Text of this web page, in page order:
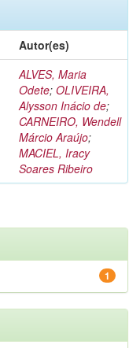
Autor(es)
ALVES, Maria
Odete; OLIVEIRA,
Alysson Inácio de;
CARNEIRO, Wendell
Márcio Araújo;
MACIEL, Iracy
Soares Ribeiro
1